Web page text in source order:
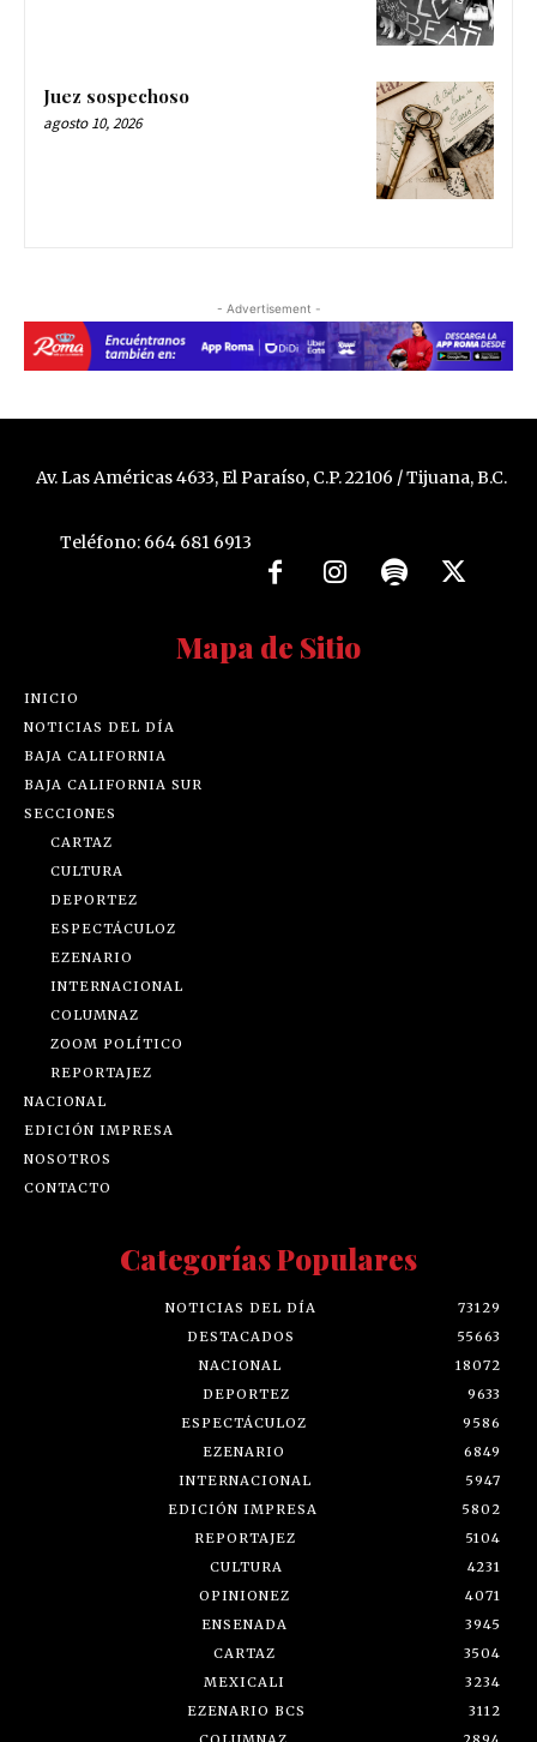
Juez sospechoso
agosto 10, 2026
- Advertisement -
Av. Las Américas 4633, El Paraíso, C.P. 22106 / Tijuana, B.C.
Teléfono: 664 681 6913
Mapa de Sitio
INICIO
NOTICIAS DEL DÍA
BAJA CALIFORNIA
BAJA CALIFORNIA SUR
SECCIONES
CARTAZ
CULTURA
DEPORTEZ
ESPECTÁCULOZ
EZENARIO
INTERNACIONAL
COLUMNAZ
ZOOM POLÍTICO
REPORTAJEZ
NACIONAL
EDICIÓN IMPRESA
NOSOTROS
CONTACTO
Categorías Populares
NOTICIAS DEL DÍA
73129
DESTACADOS
55663
NACIONAL
18072
DEPORTEZ
9633
ESPECTÁCULOZ
9586
EZENARIO
6849
INTERNACIONAL
5947
EDICIÓN IMPRESA
5802
REPORTAJEZ
5104
CULTURA
4231
OPINIONEZ
4071
ENSENADA
3945
CARTAZ
3504
MEXICALI
3234
EZENARIO BCS
3112